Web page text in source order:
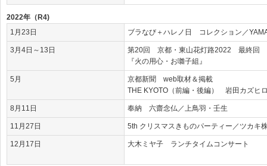
2022年（R4)
1月23日
ブラなび＋ハレノ日 コレクション／
3月4日～13日
第20回 京都・東山花灯路2022 最終回
『火の用心・お囃子組』
5月
京都新聞 web取材＆掲載
THE KYOTO（前編・後編） 岩田カズヒ
8月11日 奉納 六齋念仏／上鳥羽・壬生
11月27日 5th クリスマスきものパーティー／ツカキ
12月17日 大木ミヤ子 ランチタイムコンサート